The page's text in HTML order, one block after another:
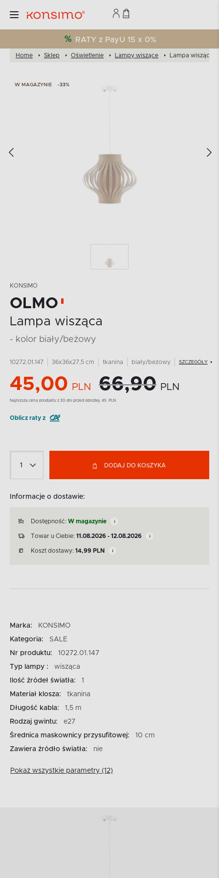
RATY z PayU 15 x 0%
Home Sklep Oświetlenie Lampy wiszące Lampa wisząca
W MAGAZYNIE -33%
KONSIMO
OLMO
Lampa wisząca
- kolor biały/beżowy
10272.01.147 36x36x27,5 cm tkanina biały/beżowy SZCZEGÓŁY
45,00 PLN 66,90 PLN
Najnizsza cena produktu z 30 dni przed obniżką: 45 PLN
Oblicz raty z
DODAJ DO KOSZYKA
Informacje o dostawie:
Dostępność: W magazynie
Towar u Ciebie: 11.08.2026 - 12.08.2026
Koszt dostawy: 14,99 PLN
Marka:
KONSIMO
Kategoria:
SALE
Nr produktu:
10272.01.147
Typ lampy :
wisząca
Ilość źródeł światła:
1
Materiał klosza:
tkanina
Długość kabla:
1,5 m
Rodzaj gwintu:
e27
Średnica maskownicy przysufitowej:
10 cm
Zawiera źródło światła:
nie
Pokaż wszystkie parametry (12)